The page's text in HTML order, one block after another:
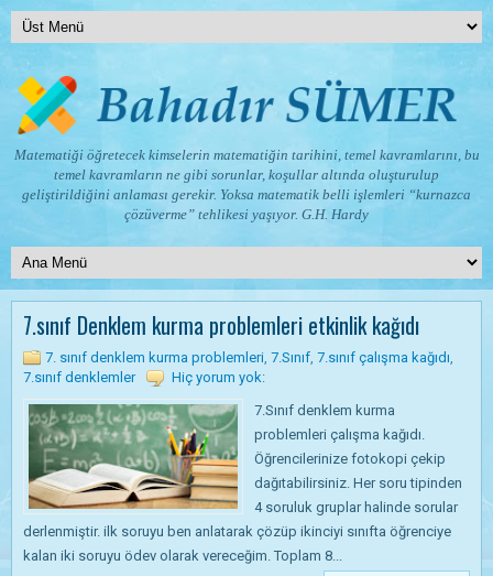
Matematiği öğretecek kimselerin matematiğin tarihini, temel kavramlarını, bu
temel kavramların ne gibi sorunlar, koşullar altında oluşturulup
geliştirildiğini anlaması gerekir. Yoksa matematik belli işlemleri “kurnazca
çözüverme” tehlikesi yaşıyor. G.H. Hardy
7.sınıf Denklem kurma problemleri etkinlik kağıdı
7. sınıf denklem kurma problemleri, 7.Sınıf, 7.sınıf çalışma kağıdı,
7.sınıf denklemler
Hiç yorum yok:
7.Sınıf denklem kurma
problemleri çalışma kağıdı.
Öğrencilerinize fotokopi çekip
dağıtabilirsiniz. Her soru tipinden
4 soruluk gruplar halinde sorular
derlenmiştir. ilk soruyu ben anlatarak çözüp ikinciyi sınıfta öğrenciye
kalan iki soruyu ödev olarak vereceğim. Toplam 8...